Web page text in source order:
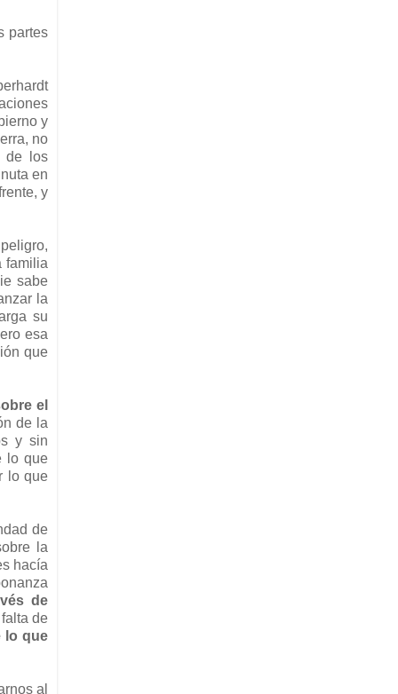
partes
y
no
de los
en
y
familia
sabe
la
su
esa
que
el
de la
y sin
lo que
lo que
de
la
hacía
de
de
lo que
al